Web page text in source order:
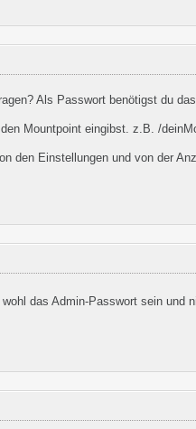
Als Passwort benötigst du
Mountpoint eingibst. z.B. /
den Einstellungen und von der
das Admin-Passwort sein und